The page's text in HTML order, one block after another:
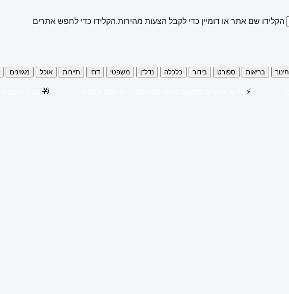
הקלידו שם אתר או דומיין כדי לקבל הצעות מהירות.הקלידו כדי לחפש אתרים
חינוך בריאות ספורט בידור כלכלה נדל"ן משפטי דתי תיירות אוכל מגזינים
⚡
🎁